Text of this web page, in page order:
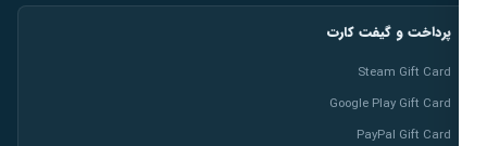
پرداخت و گیفت کارت
Steam Gift Card
Google Play Gift Card
PayPal Gift Card